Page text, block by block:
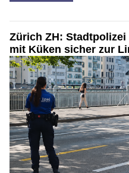
Zürich ZH:
mit Küken sicher zur